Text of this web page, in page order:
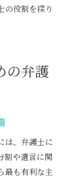
の役割を探り
の弁護
は、弁護士に
割や遺言に関
最も有利な主